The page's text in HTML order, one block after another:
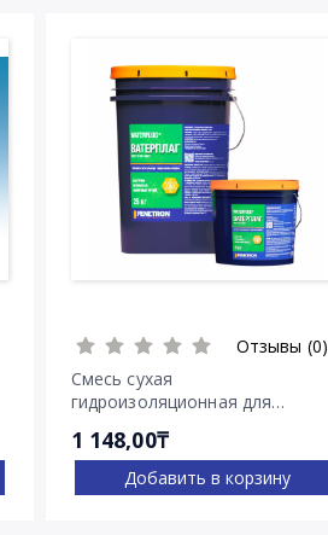
Отзывы (0)
Смесь сухая
гидроизоляционная для
Ватерплаг
1 148,00₸
Добавить в корзину